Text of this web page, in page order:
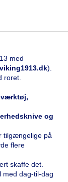
med
viking1913.dk).
roret.
og
tilgængelige på
flere
skaffe det.
med dag-til-dag